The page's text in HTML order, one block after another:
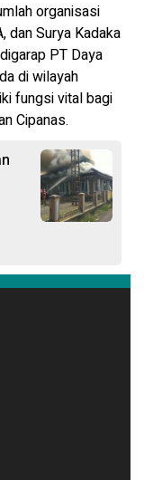
organisasi
dan Surya Kadaka
PT Daya
di wilayah
fungsi vital bagi
Cipanas.